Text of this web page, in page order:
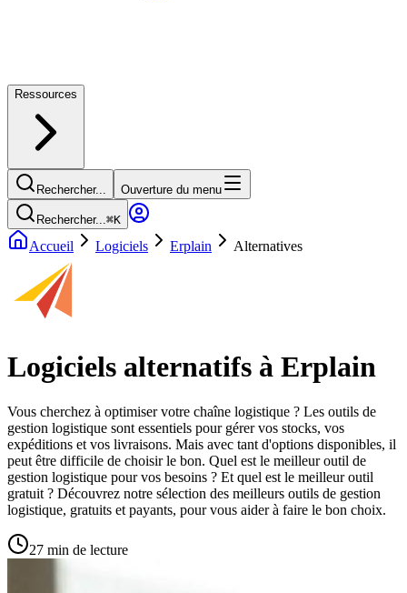
Ressources
Rechercher... Ouverture du menu
Rechercher...⌘K
Accueil Logiciels Erplain Alternatives
Logiciels alternatifs à Erplain
Vous cherchez à optimiser votre chaîne logistique ? Les outils de
gestion logistique sont essentiels pour gérer vos stocks, vos
expéditions et vos livraisons. Mais avec tant d'options disponibles, il
peut être difficile de choisir le bon. Quel est le meilleur outil de
gestion logistique pour vos besoins ? Et quel est le meilleur outil
gratuit ? Découvrez notre sélection des meilleurs outils de gestion
logistique, gratuits et payants, pour vous aider à faire le bon choix.
27 min de lecture